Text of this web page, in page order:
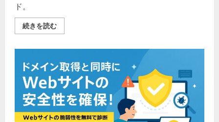
ド。
続きを読む東
京
連
続
猛
暑
日！
危
険
な